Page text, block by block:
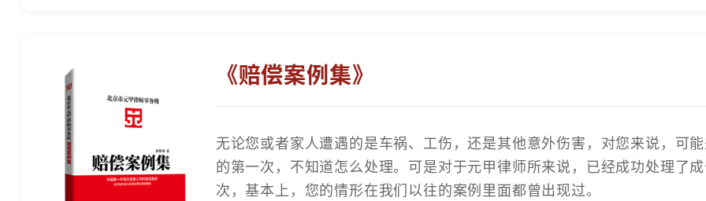
《赔偿案例集》
无论您或者家人遭遇的是车祸、工伤，还是其他意外伤害，对您来说，可
的第一次，不知道怎么处理。可是对于元甲律师所来说，已经成功处理了
次，基本上，您的情形在我们以往的案例里面都曾出现过。